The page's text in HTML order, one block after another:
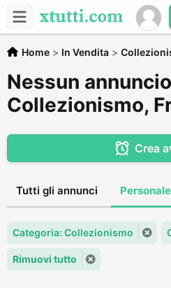
Home > In Vendita >
Nessun
Collezionismo,
Crea
Tutti gli annunci Personale
Categoria: Collezionismo
Rimuovi tutto